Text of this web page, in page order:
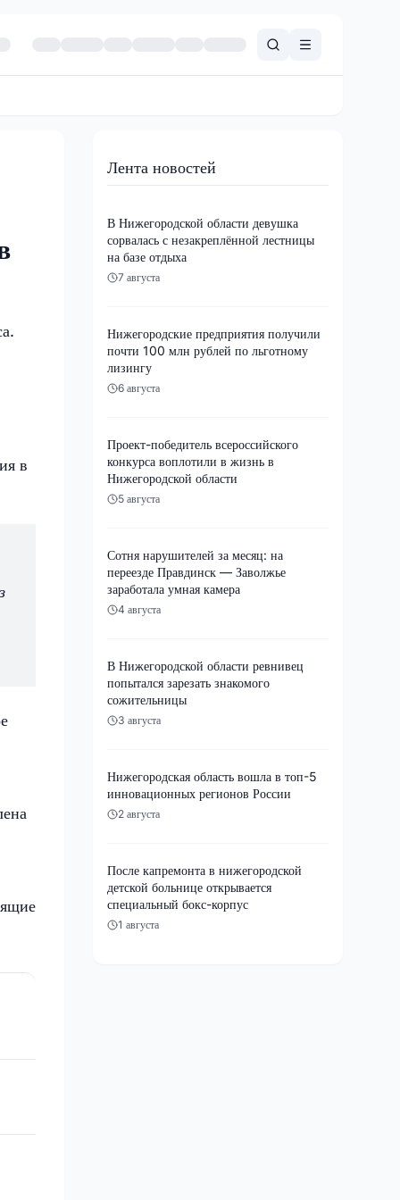
в
Лента новостей
В Нижегородской области девушка
сорвалась с незакреплённой лестницы
на базе отдыха
7 августа
Нижегородские предприятия получили
почти 100 млн рублей по льготному
лизингу
6 августа
Проект-победитель всероссийского
конкурса воплотили в жизнь в
Нижегородской области
5 августа
Сотня нарушителей за месяц: на
переезде Правдинск — Заволжье
заработала умная камера
4 августа
В Нижегородской области ревнивец
попытался зарезать знакомого
сожительницы
3 августа
Нижегородская область вошла в топ-5
инновационных регионов России
2 августа
После капремонта в нижегородской
детской больнице открывается
специальный бокс-корпус
1 августа